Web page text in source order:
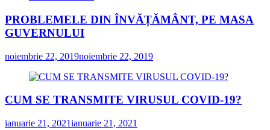
PROBLEMELE DIN ÎNVĂȚĂMÂNT, PE MASA
GUVERNULUI
noiembrie 22, 2019noiembrie 22, 2019
CUM SE TRANSMITE VIRUSUL COVID-19?
ianuarie 21, 2021ianuarie 21, 2021